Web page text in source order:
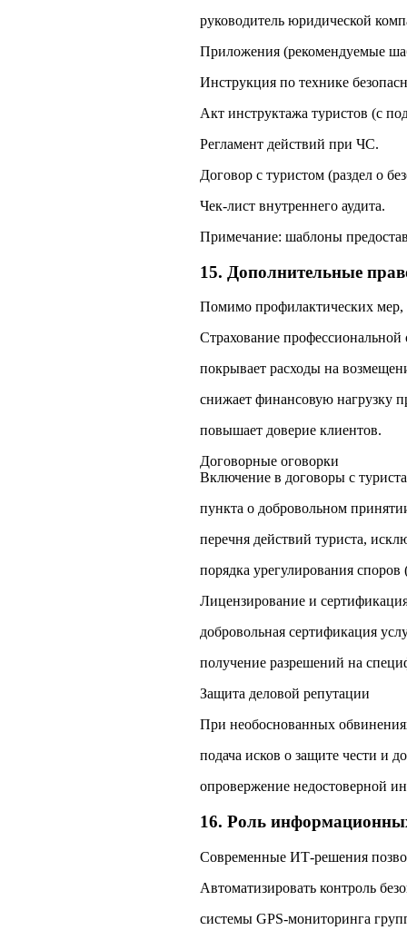
руководитель юридической
Приложения (рекомендуемые
Инструкция по технике
Акт инструктажа туристов (с
Регламент действий при ЧС.
Договор с туристом (раздел о
Чек‑лист внутреннего аудита.
Примечание: шаблоны
15. Дополнительные
Помимо профилактических мер,
Страхование профессиональной
покрывает расходы на
снижает финансовую нагрузку
повышает доверие клиентов.
Договорные оговорки
Включение в договоры с
пункта о добровольном
перечня действий туриста,
порядка урегулирования
Лицензирование и
добровольная сертификация
получение разрешений на
Защита деловой репутации
При необоснованных
подача исков о защите чести и
опровержение недостоверной
16. Роль
Современные ИТ‑решения
Автоматизировать контроль
системы GPS‑мониторинга